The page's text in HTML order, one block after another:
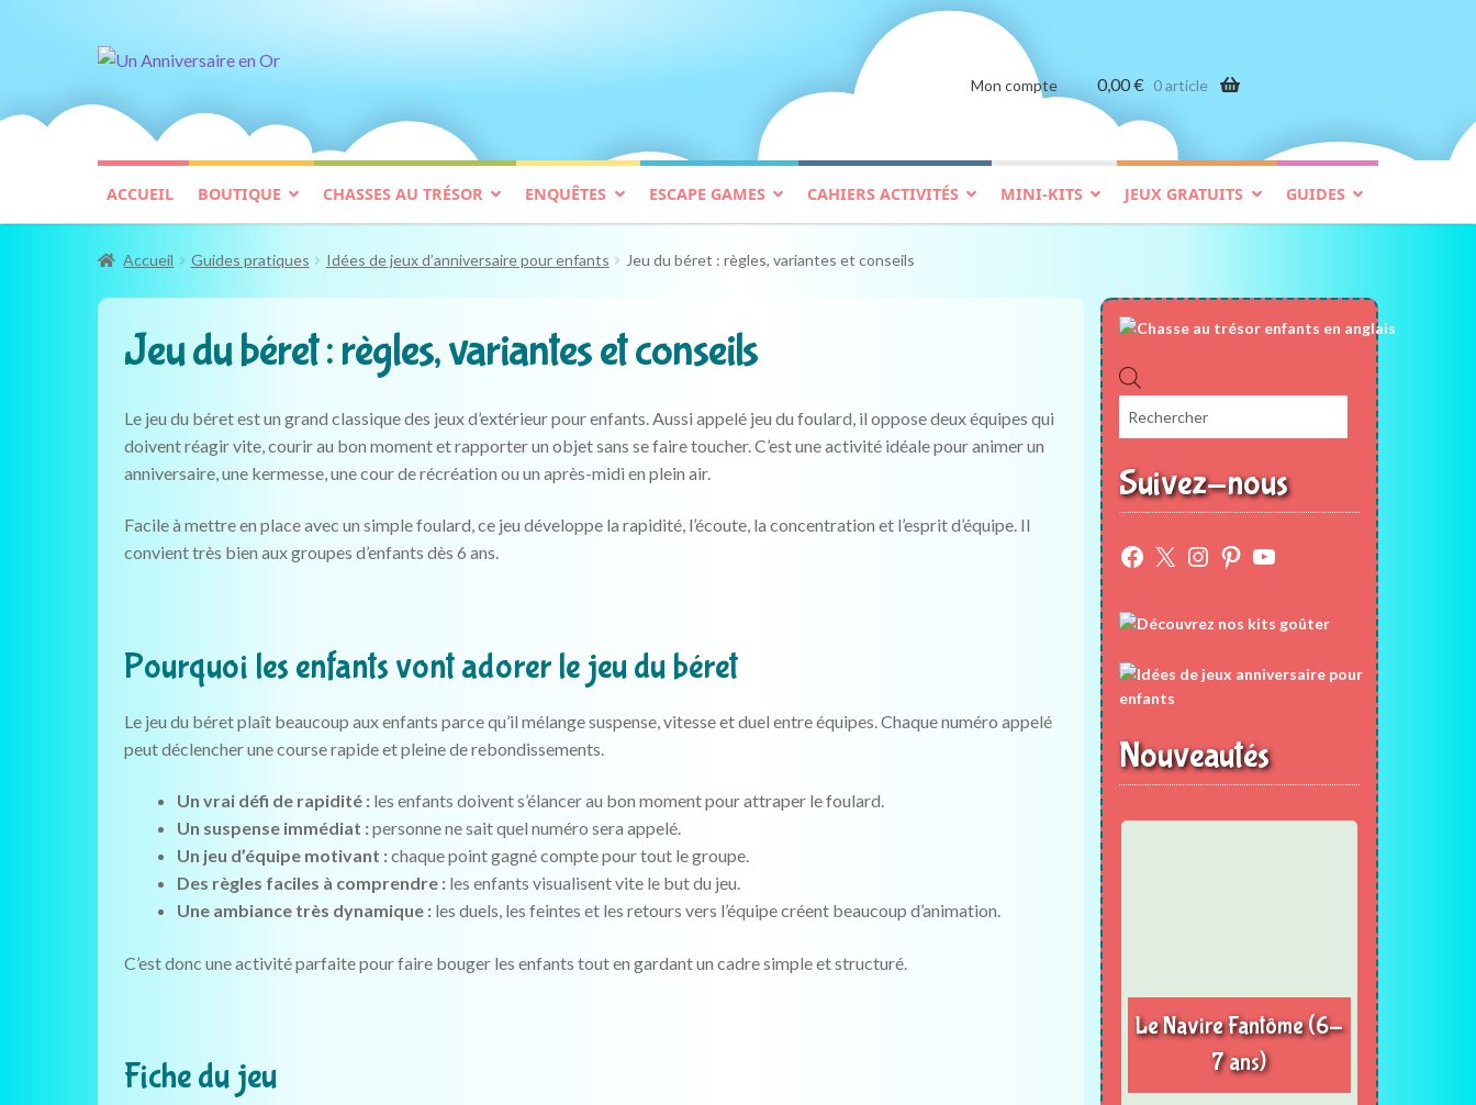
Aller
la
navigation
Aller
contenu
Mon compte 0,00€ 0 article
ACCUEIL BOUTIQUE CHASSES AU TRÉSOR ENQUÊTES ESCAPE GAMES CAHIERS ACTIVITÉS MINI-KITS JEUX GRATUITS GUIDES
Accueil Guides pratiques Idées de jeux d’anniversaire pour enfants Jeu du béret : règles, variantes et conseils
Jeu du béret : règles, variantes et conseils
Le jeu du béret est un grand classique des jeux d’extérieur pour enfants. Aussi appelé jeu du foulard, il oppose deux équipes qui
doivent réagir vite, courir au bon moment et rapporter un objet sans se faire toucher. C’est une activité idéale pour animer un
anniversaire, une kermesse, une cour de récréation ou un après-midi en plein air.
Facile à mettre en place avec un simple foulard, ce jeu développe la rapidité, l’écoute, la concentration et l’esprit d’équipe. Il
convient très bien aux groupes d’enfants dès 6 ans.
Pourquoi les enfants vont adorer le jeu du béret
Le jeu du béret plaît beaucoup aux enfants parce qu’il mélange suspense, vitesse et duel entre équipes. Chaque numéro appelé
peut déclencher une course rapide et pleine de rebondissements.
Un vrai défi de rapidité :les enfants doivent s’élancer au bon moment pour attraper le foulard.
Un suspense immédiat :personne ne sait quel numéro sera appelé.
Un jeu d’équipe motivant :chaque point gagné compte pour tout le groupe.
Des règles faciles à comprendre :les enfants visualisent vite le but du jeu.
Une ambiance très dynamique :les duels, les feintes et les retours vers l’équipe créent beaucoup d’animation.
C’est donc une activité parfaite pour faire bouger les enfants tout en gardant un cadre simple et structuré.
Fiche du jeu
de
produits
Suivez-nous
Facebook
X Instagram
Pinterest
YouTube
Nouveautés
Le Navire Fantôme (6-
7 ans)